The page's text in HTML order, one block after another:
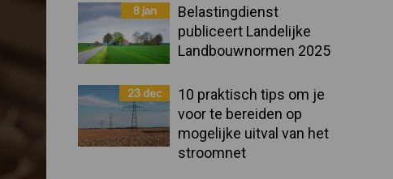
Sidebar8 jan
Belastingdienst
publiceert Landelijke
Landbouwnormen 2025
23 dec
10 praktisch tips om je
voor te bereiden op
mogelijke uitval van het
stroomnet